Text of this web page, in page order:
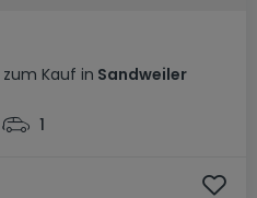
zum Kauf in Sandweiler
1